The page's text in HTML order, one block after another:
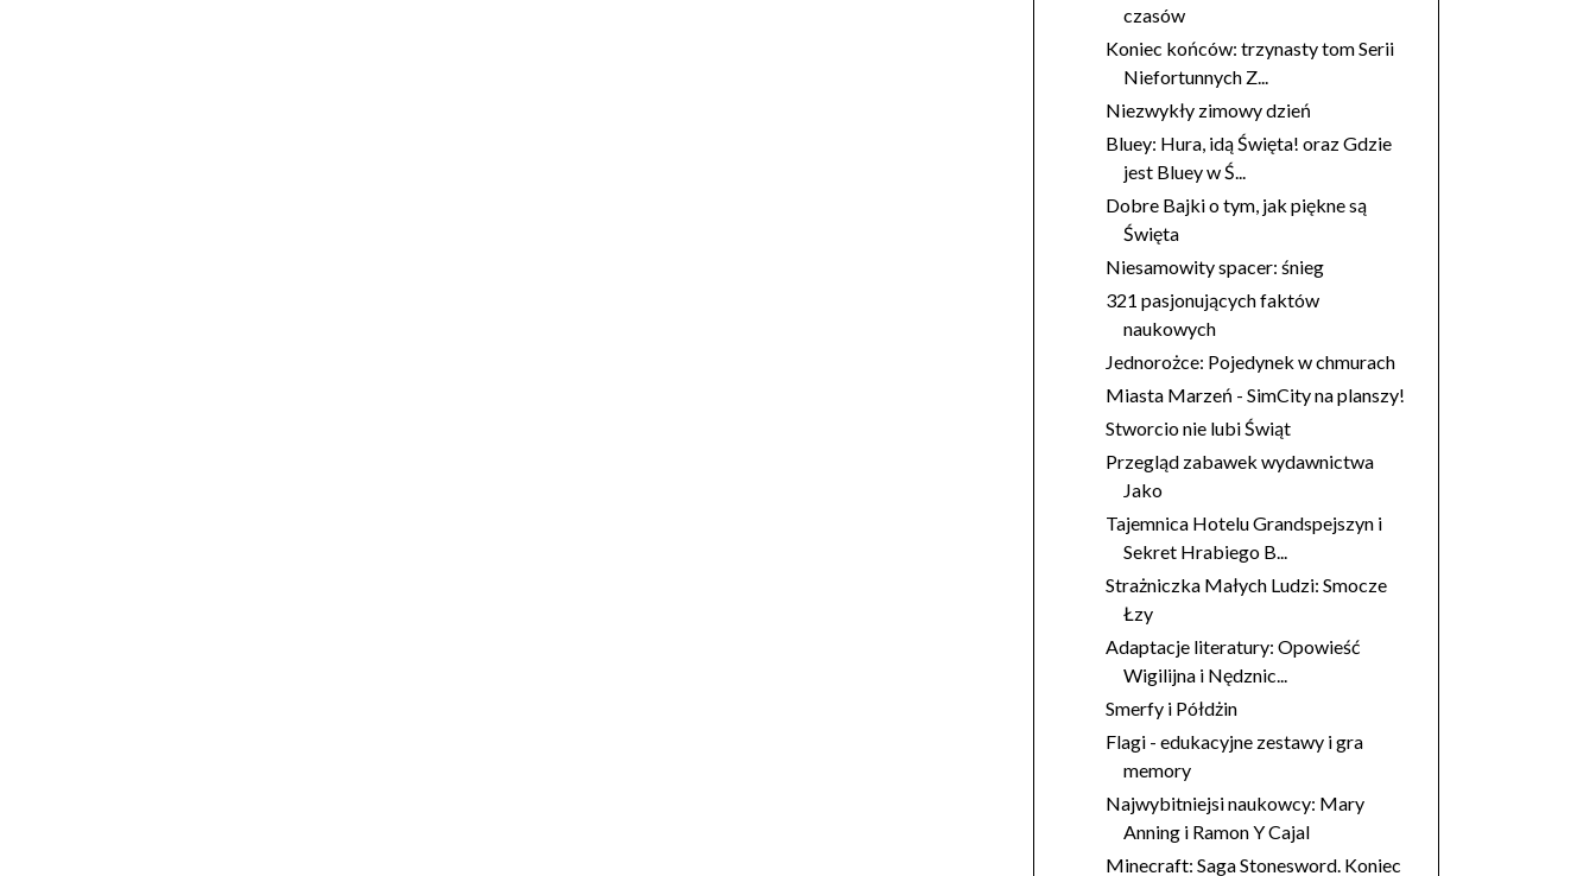
czasów
Koniec końców: trzynasty tom Serii
Niefortunnych Z...
Niezwykły zimowy dzień
Bluey: Hura, idą Święta! oraz Gdzie
jest Bluey w Ś...
Dobre Bajki o tym, jak piękne są
Święta
Niesamowity spacer: śnieg
321 pasjonujących faktów
naukowych
Jednorożce: Pojedynek w chmurach
Miasta Marzeń - SimCity na planszy!
Stworcio nie lubi Świąt
Przegląd zabawek wydawnictwa
Jako
Tajemnica Hotelu Grandspejszyn i
Sekret Hrabiego B...
Strażniczka Małych Ludzi: Smocze
Łzy
Adaptacje literatury: Opowieść
Wigilijna i Nędznic...
Smerfy i Półdżin
Flagi - edukacyjne zestawy i gra
memory
Najwybitniejsi naukowcy: Mary
Anning i Ramon Y Cajal
Minecraft: Saga Stonesword. Koniec